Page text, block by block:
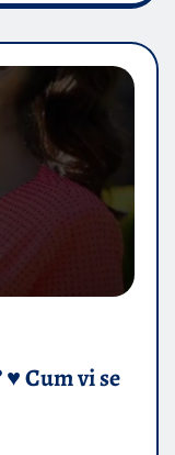
Cum vi se